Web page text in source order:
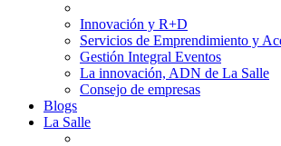
Innovación y R+D
Servicios de Emprendimiento y
Gestión Integral Eventos
La innovación, ADN de La Salle
Consejo de empresas
Blogs
La Salle